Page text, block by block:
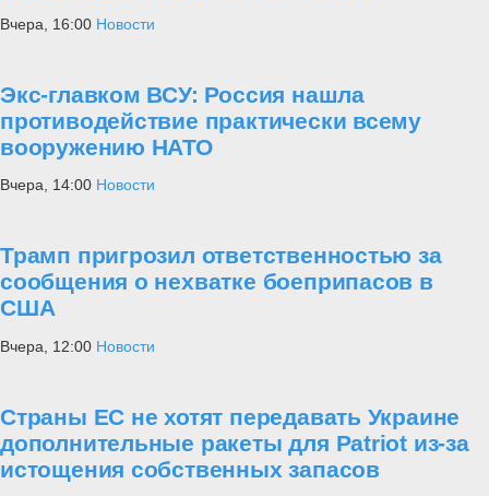
Вчера, 16:00 Новости
Экс-главком ВСУ: Россия нашла
противодействие практически всему
вооружению НАТО
Вчера, 14:00 Новости
Трамп пригрозил ответственностью за
сообщения о нехватке боеприпасов в
США
Вчера, 12:00 Новости
Страны ЕС не хотят передавать Украине
дополнительные ракеты для Patriot из-за
истощения собственных запасов